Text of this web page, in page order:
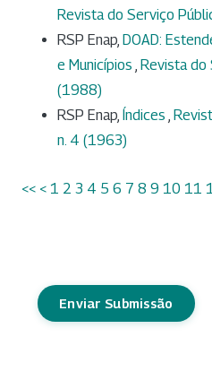
Revista do Serviço
RSP Enap, DOAD:
e Municípios , Revista do
(1988)
RSP Enap, Índices ,
n. 4 (1963)
<< < 1 2 3 4 5 6 7 8 9 10 11
Enviar Submissão